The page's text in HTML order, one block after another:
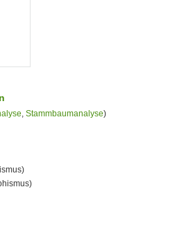
, Stammbaumanalyse)